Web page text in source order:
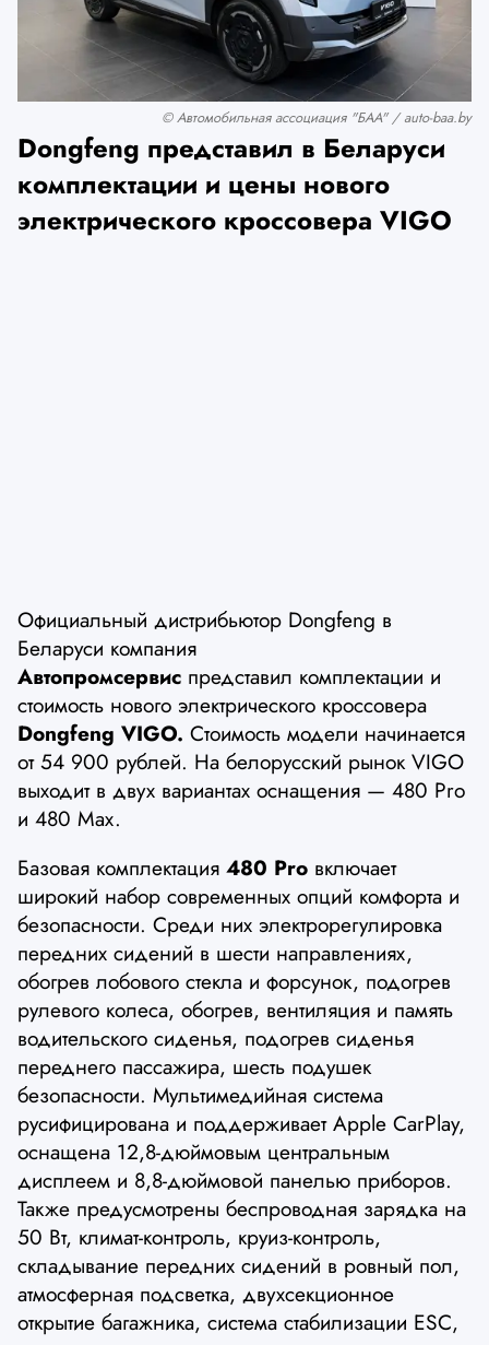
© Автомобильная ассоциация "БАА" / auto-baa.by
Dongfeng представил в Беларуси
комплектации и цены нового
электрического кроссовера VIGO
Официальный дистрибьютор Dongfeng в
Беларуси компания
Автопромсервис представил комплектации и
стоимость нового электрического кроссовера
Dongfeng VIGO. Стоимость модели начинается
от 54 900 рублей. На белорусский рынок VIGO
выходит в двух вариантах оснащения — 480 Pro
и 480 Max.
Базовая комплектация 480 Pro включает
широкий набор современных опций комфорта и
безопасности. Среди них электрорегулировка
передних сидений в шести направлениях,
обогрев лобового стекла и форсунок, подогрев
рулевого колеса, обогрев, вентиляция и память
водительского сиденья, подогрев сиденья
переднего пассажира, шесть подушек
безопасности. Мультимедийная система
русифицирована и поддерживает Apple CarPlay,
оснащена 12,8-дюймовым центральным
дисплеем и 8,8-дюймовой панелью приборов.
Также предусмотрены беспроводная зарядка на
50 Вт, климат-контроль, круиз-контроль,
складывание передних сидений в ровный пол,
атмосферная подсветка, двухсекционное
открытие багажника, система стабилизации ESC,